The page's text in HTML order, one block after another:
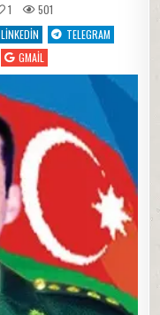
1
501
LINKEDIN
TELEGRAM
GMAIL